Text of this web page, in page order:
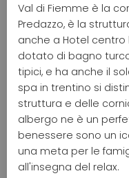
Val di Fiemme è la
Predazzo, è la
anche a Hotel centro
dotato di bagno
tipici, e ha anche il
spa in trentino si
struttura e delle
albergo ne è un
benessere sono un
una meta per le
all'insegna del relax.